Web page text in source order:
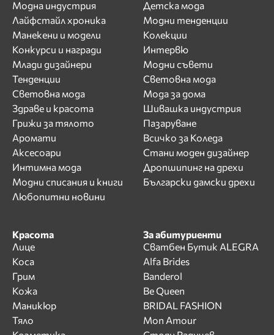
Модна индустрия
Лайфстайл хроника
Манекени и модели
Конкурси и награди
Млади дизайнери
Тенденции
Световна мода
Здраве и красота
Грижи за тялото
Аромати
Аксесоари
Интимна мода
Модни списания и книги
Любопитни новини
Детска мода
Модни тенденции
Колекции
Интервю
Модни съвети
Световна мода
Мода за дома
Шивашка индустрия
Пазаруване
Всичко за Коледа
Стани моден дизайнер
Дропшипинг на дрехи
Български дамски дрехи
Красота
Лице
Коса
Грим
Кожа
Маникюр
Тяло
За абитуриенти
Сватбен Бутик ALEGRA
Alfa Brides
Banderol
Be Queen
BRIDAL FASHION
Mon Amour